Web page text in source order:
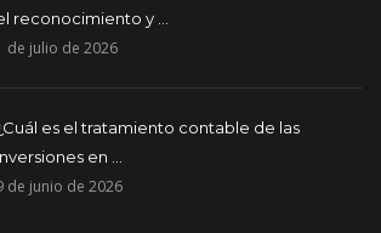
reconocimiento y ...
de julio de 2026
es el tratamiento contable de las
en ...
de junio de 2026